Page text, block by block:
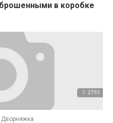
в коробке
2793
Дворняжка